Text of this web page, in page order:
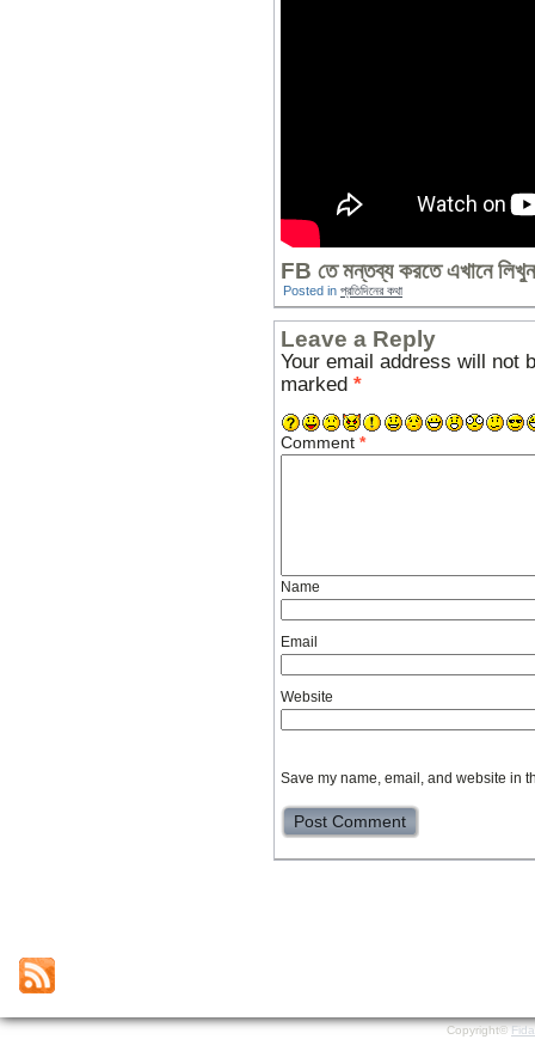
FB তে মন্তব্য করতে এখানে
Posted in প্রতিদিনের কথা
Leave a Reply
Your email address will not
marked *
Comment *
Name
Email
Website
Save my name, email, and website in
Copyright©